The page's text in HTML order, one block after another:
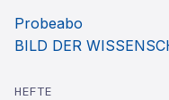
Probeabo
BILD DER
HEFTE